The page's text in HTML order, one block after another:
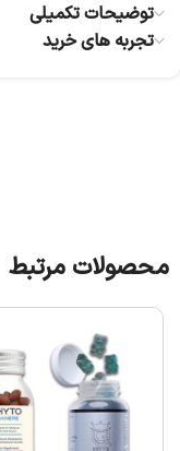
توضیحات تکمیلی
تجربه های خرید
محصولات مرتبط